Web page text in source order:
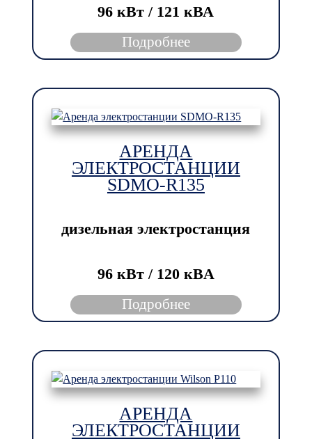
96 кВт / 121 кВА
Подробнее
АРЕНДА
ЭЛЕКТРОСТАНЦИИ
SDMO-R135
дизельная электростанция
96 кВт / 120 кBА
Подробнее
АРЕНДА
ЭЛЕКТРОСТАНЦИИ